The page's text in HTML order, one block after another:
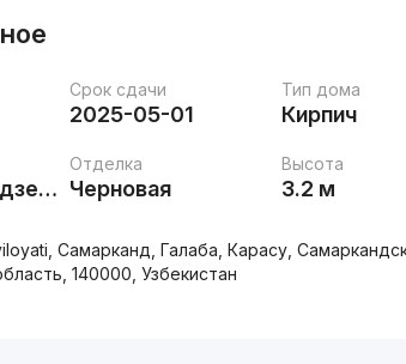
Срок сдачи
2025-05-01
Тип дома
Кирпич
Наземная/Подземная
Отделка
Черновая
Высота
3.2 м
Самарканд, Галаба, Карасу,
140000, Узбекистан